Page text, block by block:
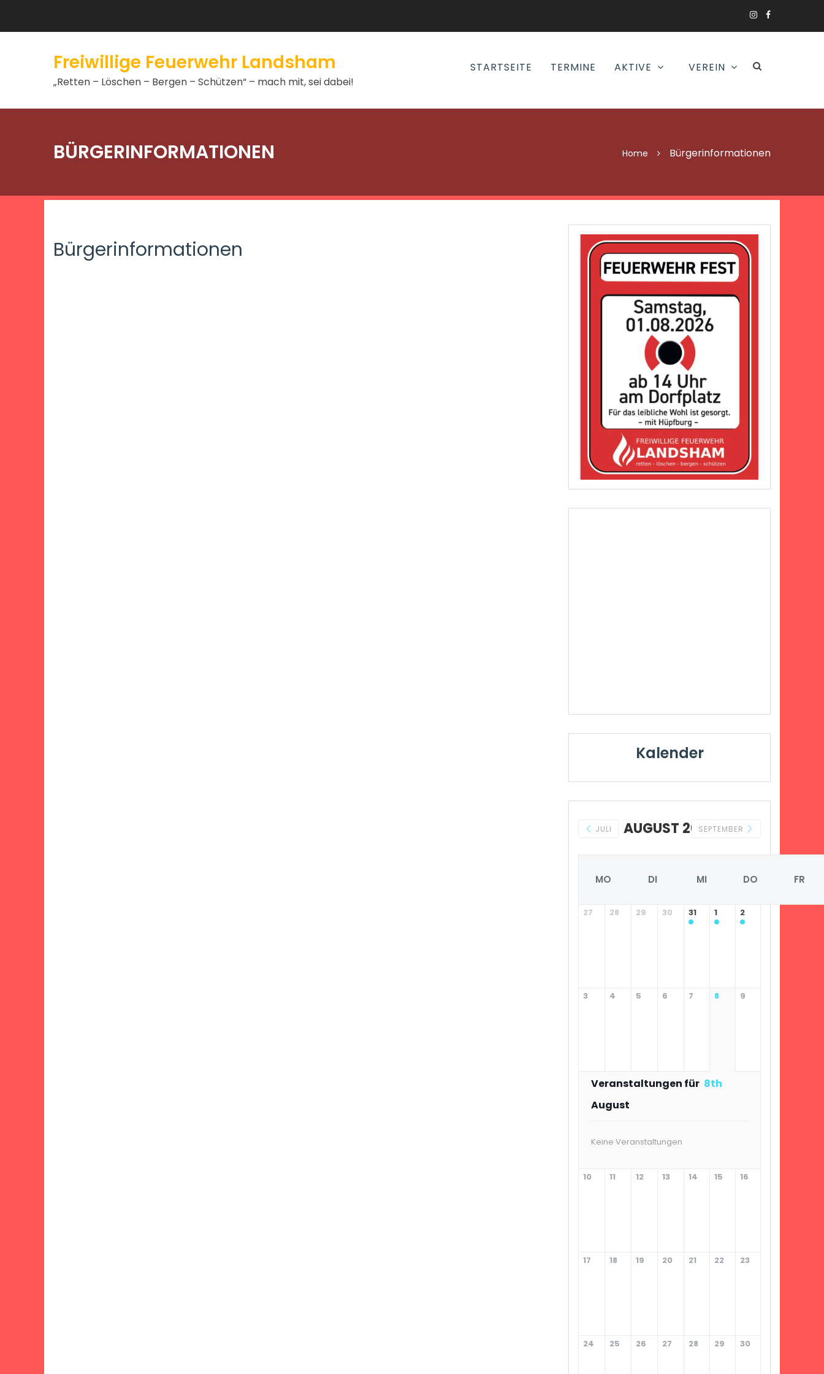
Freiwillige Feuerwehr Landsham
„Retten – Löschen – Bergen – Schützen“ – mach mit, sei dabei!
STARTSEITE TERMINE AKTIVE VEREIN
BÜRGERINFORMATIONEN Home Bürgerinformationen
Bürgerinformationen
Kalender
JULI AUGUST 2026SEPTEMBER
MO DI MI DO FR
27 28 29 30 31 1 2
3 4 5 6 7 8 9
Veranstaltungen für 8th
August
Keine Veranstaltungen
10 11 12 13 14 15 16
17 18 19 20 21 22 23
24 25 26 27 28 29 30